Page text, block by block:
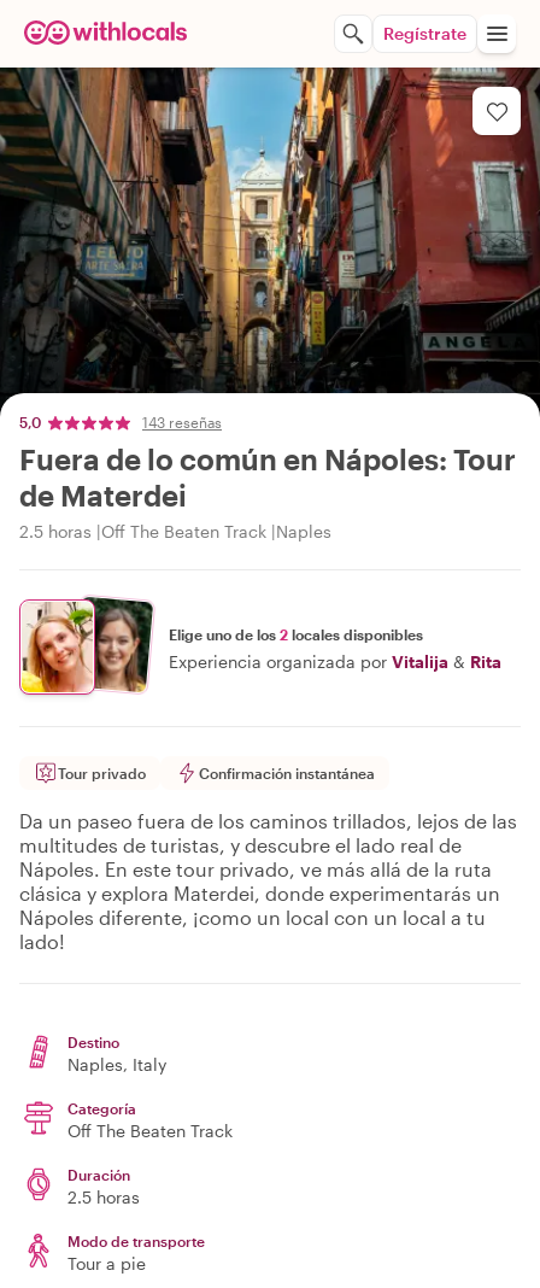
Regístrate
5,0 143 reseñas
Fuera de lo común en Nápoles: Tour
de Materdei
2.5 horas Off The Beaten Track Naples
Elige uno de los 2 locales disponibles
Experiencia organizada por Vitalija & Rita
Tour privado Confirmación instantánea
Da un paseo fuera de los caminos trillados, lejos de las
multitudes de turistas, y descubre el lado real de
Nápoles. En este tour privado, ve más allá de la ruta
clásica y explora Materdei, donde experimentarás un
Nápoles diferente, ¡como un local con un local a tu
lado!
Destino
Naples, Italy
Categoría
Off The Beaten Track
Duración
2.5 horas
Modo de transporte
Tour a pie